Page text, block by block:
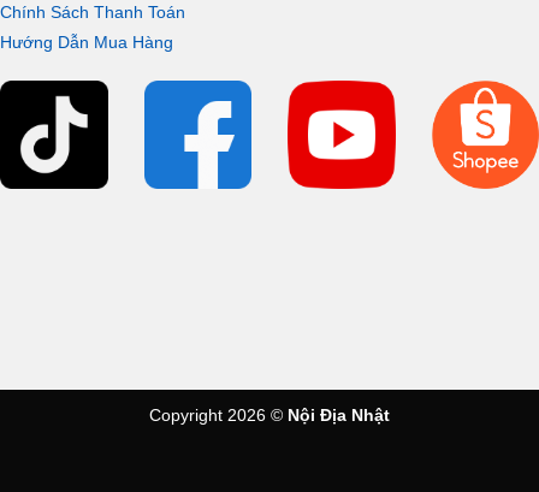
Chính Sách Thanh Toán
Hướng Dẫn Mua Hàng
Copyright 2026 © Nội Địa Nhật